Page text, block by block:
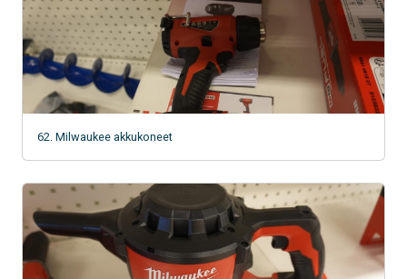
62. Milwaukee akkukoneet